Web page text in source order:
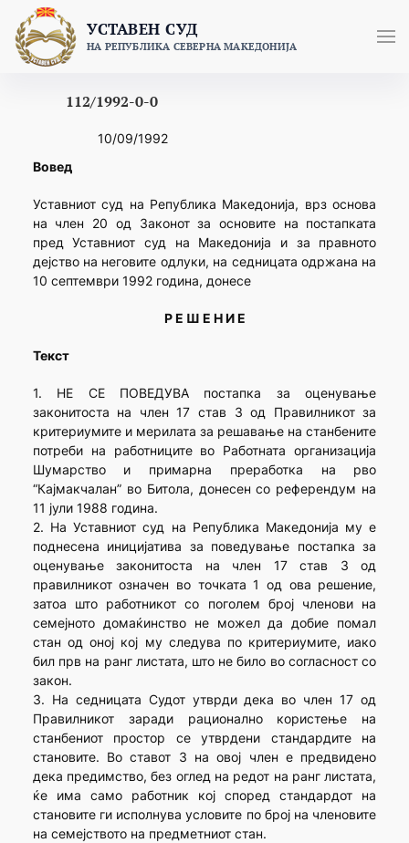
content
УСТАВЕН СУД
НА РЕПУБЛИКА СЕВЕРНА МАКЕДОНИЈА
112/1992-0-0
10/09/1992
Вовед
Уставниот суд на Република Македонија, врз основа
на член 20 од Законот за основите на постапката
пред Уставниот суд на Македонија и за правното
дејство на неговите одлуки, на седницата одржана на
10 септември 1992 година, донесе
Р Е Ш Е Н И Е
Текст
1. НЕ СЕ ПОВЕДУВА постапка за оценување
законитоста на член 17 став 3 од Правилникот за
критериумите и мерилата за решавање на станбените
потреби на работниците во Работната организација
Шумарство и примарна преработка на рво
“Кајмакчалан” во Битола, донесен со референдум на
11 јули 1988 година.
2. На Уставниот суд на Република Македонија му е
поднесена иницијатива за поведување постапка за
оценување законитоста на член 17 став 3 од
правилникот означен во точката 1 од ова решение,
затоа што работникот со поголем број членови на
семејното домаќинство не можел да добие помал
стан од оној кој му следува по критериумите, иако
бил прв на ранг листата, што не било во согласност со
закон.
3. На седницата Судот утврди дека во член 17 од
Правилникот заради рационално користење на
станбениот простор се утврдени стандардите на
становите. Во ставот 3 на овој член е предвидено
дека предимство, без оглед на редот на ранг листата,
ќе има само работник кој според стандардот на
становите ги исполнува условите по број на членовите
на семејството на предметниот стан.